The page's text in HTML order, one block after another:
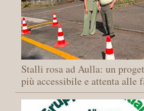
Stalli rosa ad Aulla: un
più accessibile e attenta alle